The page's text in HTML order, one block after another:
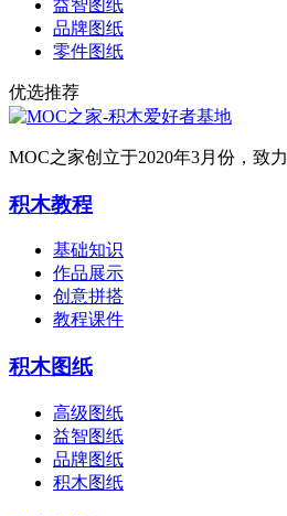
益智图纸
品牌图纸
零件图纸
优选推荐
MOC之家创立于2020年3月份，致
积木教程
基础知识
作品展示
创意拼搭
教程课件
积木图纸
高级图纸
益智图纸
品牌图纸
积木图纸